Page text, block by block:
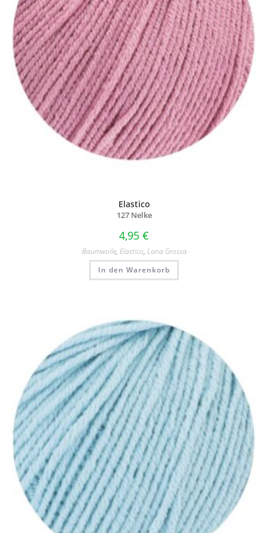
Elastico
127 Nelke
4,95 €
Baumwolle, Elastico, Lana Grossa
In den Warenkorb